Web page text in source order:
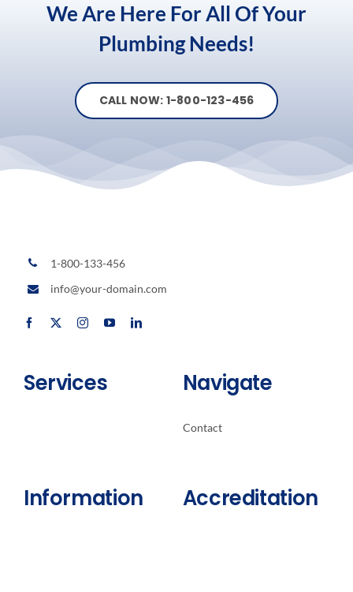
We Are Here For All Of Your
Plumbing Needs!
CALL NOW: 1-800-123-456
1-800-133-456
info@your-domain.com
Services Navigate
Contact
Information Accreditation